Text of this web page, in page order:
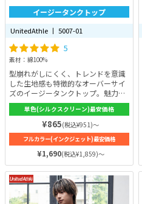
イージータンクトップ
UnitedAthle 丨 5007-01
5
素材：綿100%
型崩れがしにくく、トレンドを意識
した生地感も特徴的なオーバーサイ
ズのイージータンクトップ。魅力的
な型を崩さないために、しっかりと
厚みのある生地を採用。型崩れがし
にくく耐久性に優れています。素材
は綿100%。綿は肌に優しいので、
直接肌に触れる機会の多いタンクト
ップにはぴったりの素材！綿は吸水
性にも優れていて、放熱率が低いの
で、一年を通して活用いただけま
す。
単色(シルクスクリーン)最安価格
¥865(税込¥951)～
フルカラー(インクジェット)最安価格
¥1,690(税込¥1,859)～